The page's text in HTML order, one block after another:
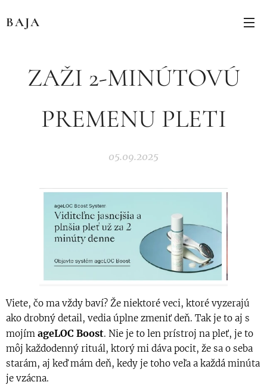
BAJA
ZAŽI 2-MINÚTOVÚ
PREMENU PLETI
05.09.2025
Viete, čo ma vždy baví? Že niektoré veci, ktoré vyzerajú
ako drobný detail, vedia úplne zmeniť deň. Tak je to aj s
mojím ageLOC Boost. Nie je to len prístroj na pleť, je to
môj každodenný rituál, ktorý mi dáva pocit, že sa o seba
starám, aj keď mám deň, kedy je toho veľa a každá minúta
je vzácna.